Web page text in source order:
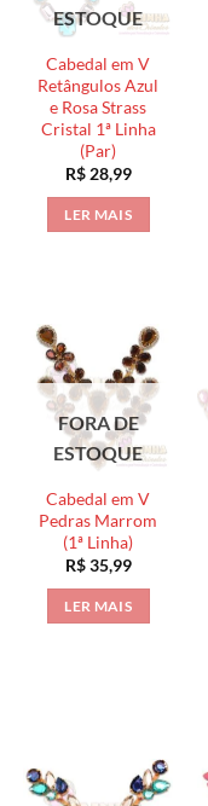
ESTOQUE
Cabedal em V
Retângulos Azul
e Rosa Strass
Cristal 1ª Linha
(Par)
R$28,99
LER MAIS
FORA DE
ESTOQUE
Cabedal em V
Pedras Marrom
(1ª Linha)
R$35,99
LER MAIS